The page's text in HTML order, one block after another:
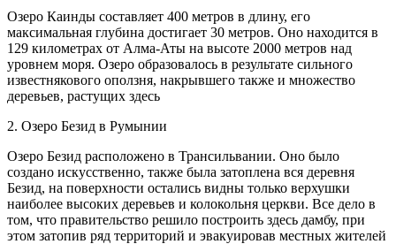
Озеро Каинды составляет 400 метров в длину, его
максимальная глубина достигает 30 метров. Оно находится в
129 километрах от Алма-Аты на высоте 2000 метров над
уровнем моря. Озеро образовалось в результате сильного
известнякового оползня, накрывшего также и множество
деревьев, растущих здесь
2. Озеро Безид в Румынии
Озеро Безид расположено в Трансильвании. Оно было
создано искусственно, также была затоплена вся деревня
Безид, на поверхности остались видны только верхушки
наиболее высоких деревьев и колокольня церкви. Все дело в
том, что правительство решило построить здесь дамбу, при
этом затопив ряд территорий и эвакуировав местных жителей